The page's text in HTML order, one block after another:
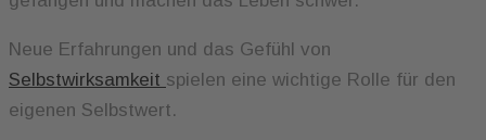
Neue Erfahrungen und das Gefühl von
Selbstwirksamkeit spielen eine wichtige Rolle für den
eigenen Selbstwert.